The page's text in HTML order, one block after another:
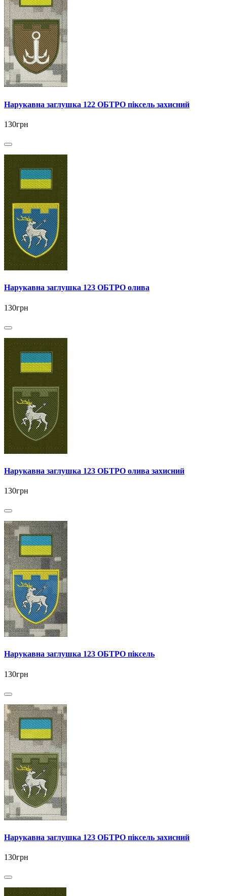
Нарукавна заглушка 122 ОБТРО піксель захисний
130грн
Нарукавна заглушка 123 ОБТРО олива
130грн
Нарукавна заглушка 123 ОБТРО олива захисний
130грн
Нарукавна заглушка 123 ОБТРО піксель
130грн
Нарукавна заглушка 123 ОБТРО піксель захисний
130грн